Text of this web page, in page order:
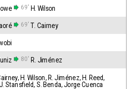
69' H. Wilson
69' T. Cairney
80' R. Jiménez
, H. Wilson, R. Jiménez, H. Reed,
Stansfield, S. Benda,Jorge Cuenca